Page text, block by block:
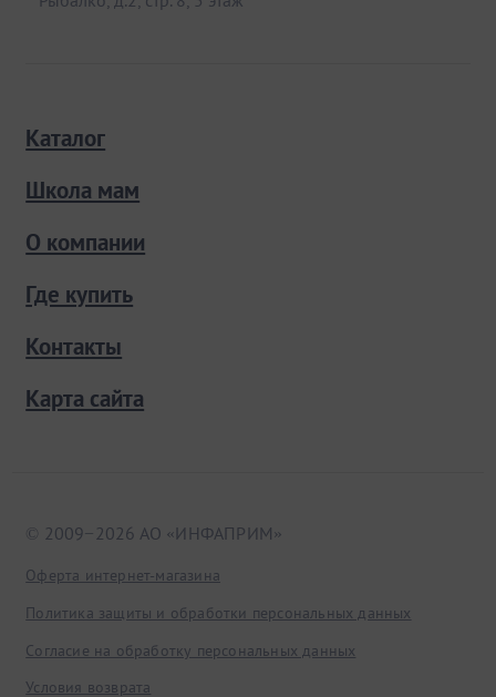
Каталог
Школа мам
О компании
Где купить
Контакты
Карта сайта
© 2009−2026 АО «ИНФАПРИМ»
Оферта интернет-магазина
Политика защиты и обработки персональных данных
Согласие на обработку персональных данных
Условия возврата